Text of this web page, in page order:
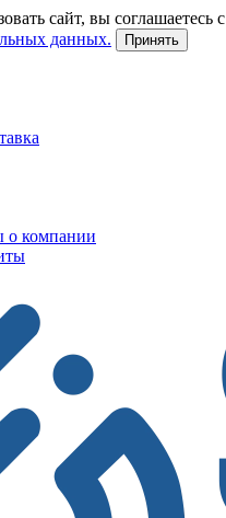
сайт, вы соглашаетесь с
данных.
Принять
о компании